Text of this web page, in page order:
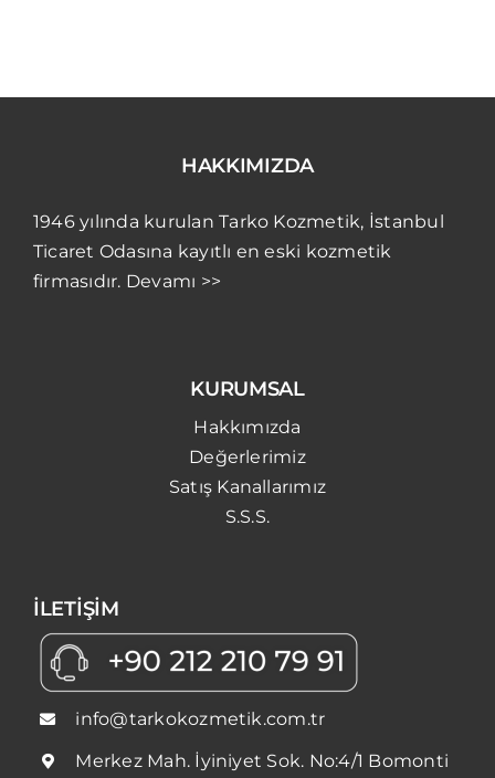
HAKKIMIZDA
1946 yılında kurulan Tarko Kozmetik, İstanbul
Ticaret Odasına kayıtlı en eski kozmetik
firmasıdır. Devamı >>
KURUMSAL
Hakkımızda
Değerlerimiz
Satış Kanallarımız
S.S.S.
İLETİŞİM
info@tarkokozmetik.com.tr
Merkez Mah. İyiniyet Sok. No:4/1 Bomonti